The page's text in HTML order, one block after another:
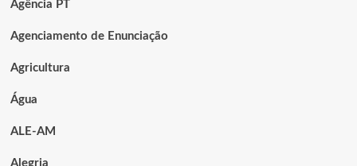
Agência PT
Agenciamento de Enunciação
Agricultura
Água
ALE-AM
Alegria